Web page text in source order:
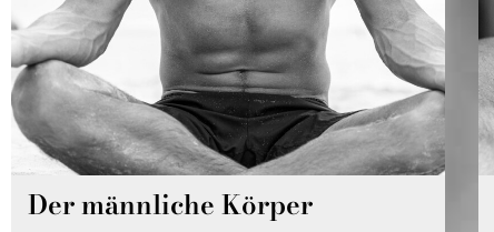
Der männliche Körper